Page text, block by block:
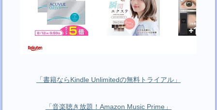
「書籍ならKindle Unlimitedの無料トライアル」
「音楽聴き放題！Amazon Music Prime」